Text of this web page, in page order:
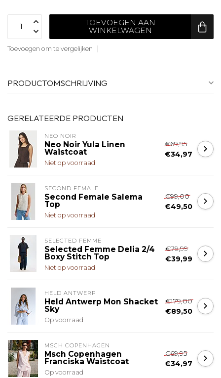
TOEVOEGEN AAN
WINKELWAGEN
Toevoegen om te vergelijken
PRODUCTOMSCHRIJVING
GERELATEERDE PRODUCTEN
NEO NOIR
Neo Noir Yula Linen
Waistcoat
Niet op voorraad
€69,95
€34,97
SECOND FEMALE
Second Female Salema
Top
Niet op voorraad
€99,00
€49,50
SELECTED FEMME
Selected Femme Delia 2/4
Boxy Stitch Top
Niet op voorraad
€79,99
€39,99
HELD ANTWERP
Held Antwerp Mon Shacket
Sky
Op voorraad
€179,00
€89,50
MSCH COPENHAGEN
Msch Copenhagen
Franciska Waistcoat
Op voorraad
€69,95
€34,97